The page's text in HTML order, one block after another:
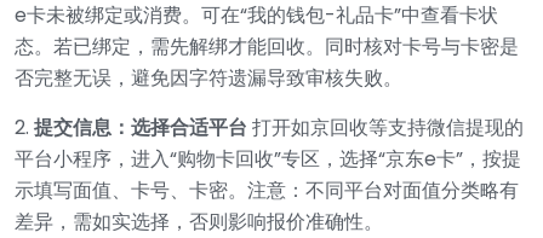
e卡未被绑定或消费。可在“我的钱包-礼品卡”中查看卡状
态。若已绑定，需先解绑才能回收。同时核对卡号与卡密是
否完整无误，避免因字符遗漏导致审核失败。
2. 提交信息：选择合适平台 打开如京回收等支持微信提现的
平台小程序，进入“购物卡回收”专区，选择“京东e卡”，按提
示填写面值、卡号、卡密。注意：不同平台对面值分类略有
差异，需如实选择，否则影响报价准确性。